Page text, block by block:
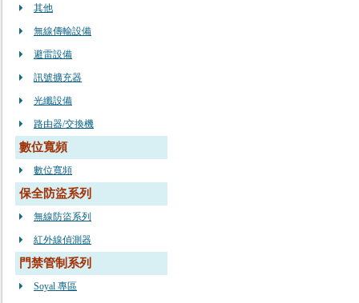
其他
無線傳輸設備
避雷設備
訊號擴充器
光纖設備
路由器/交換機
數位寬頻
數位寬頻
保全防盜系列
無線防盜系列
紅外線偵測器
門禁管制系列
Soyal 專區